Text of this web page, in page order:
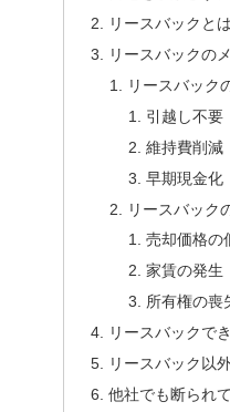
リースバックと
リースバックの
リースバック
引越し不要
維持費削減
早期現金化
リースバック
売却価格の
家賃の発生
所有権の喪
リースバックで
リースバック以
他社でも断られ